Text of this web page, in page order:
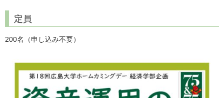
定員
200名（申し込み不要）